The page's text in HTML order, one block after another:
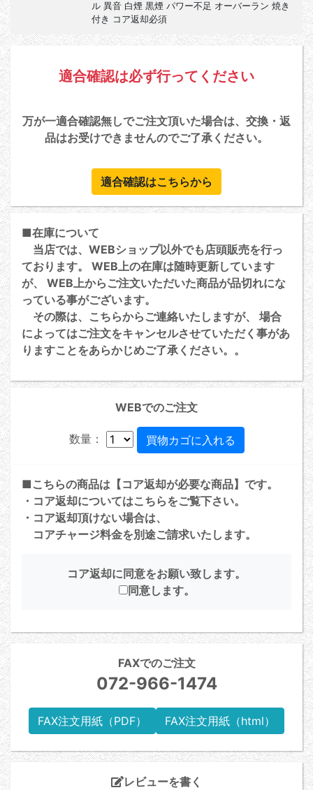
ル 異音 白煙 黒煙 パワー不足 オーバーラン 焼き
付き コア返却必須
適合確認は必ず行ってください
万が一適合確認無しでご注文頂いた場合は、交換・返
品はお受けできませんのでご了承ください。
適合確認はこちらから
■在庫について
当店では、WEBショップ以外でも店頭販売を行っ
ております。 WEB上の在庫は随時更新しています
が、 WEB上からご注文いただいた商品が品切れにな
っている事がございます。
その際は、こちらからご連絡いたしますが、 場合
によってはご注文をキャンセルさせていただく事があ
りますことをあらかじめご了承ください。。
WEBでのご注文
数量：
■こちらの商品は【コア返却が必要な商品】です。
・コア返却についてはこちらをご覧下さい。
・コア返却頂けない場合は、
コアチャージ料金を別途ご請求いたします。
コア返却に同意をお願い致します。
同意します。
FAXでのご注文
072-966-1474
FAX注文用紙（PDF） FAX注文用紙（html）
レビューを書く